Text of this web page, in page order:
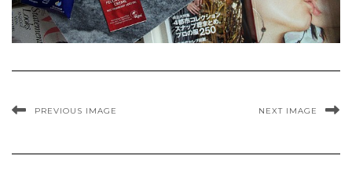
PREVIOUS IMAGE NEXT IMAGE